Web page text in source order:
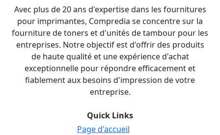
Avec plus de 20 ans d'expertise dans les fournitures
pour imprimantes, Compredia se concentre sur la
fourniture de toners et d'unités de tambour pour les
entreprises. Notre objectif est d'offrir des produits
de haute qualité et une expérience d'achat
exceptionnelle pour répondre efficacement et
fiablement aux besoins d'impression de votre
entreprise.
Quick Links
Page d'accueil